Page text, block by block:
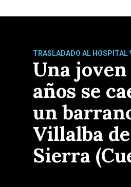
TRASLADADO AL HOSPITAL
Una joven
años se
un
Villalba
Sierra